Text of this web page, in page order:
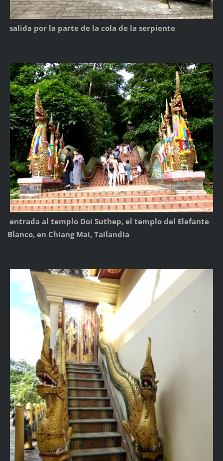
salida por la parte de la cola de la serpiente
entrada al templo Doi Suthep, el templo del Elefante
Blanco, en Chiang Mai, Tailandia